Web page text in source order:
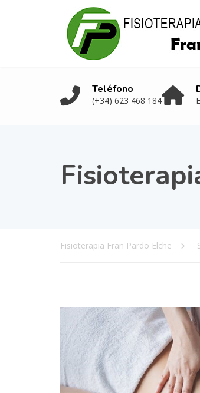
Teléfono
(+34) 623 468 184
Fisioterapia Fran Pardo Elche